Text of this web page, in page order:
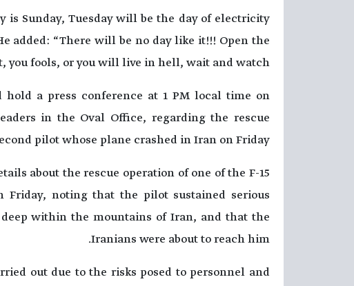
is Sunday, Tuesday will be the day of electricity
added: “There will be no day like it!!! Open the
you fools, or you will live in hell, wait and watch.”
hold a press conference at 1 PM local time on
in the Oval Office, regarding the rescue
pilot whose plane crashed in Iran on Friday.
about the rescue operation of one of the F-15
noting that the pilot sustained serious
within the mountains of Iran, and that the
Iranians were about to reach him.
out due to the risks posed to personnel and